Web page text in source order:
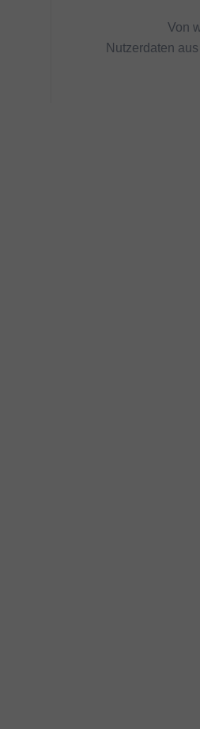
Von
Nutzerdaten